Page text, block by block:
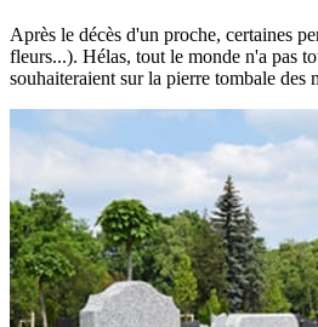
Après le décès d'un proche, certaines
fleurs...). Hélas, tout le monde n'a pas
souhaiteraient sur la pierre tombale des